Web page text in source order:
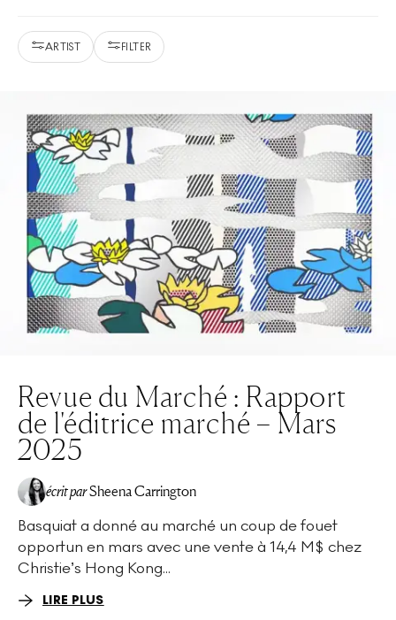
ARTIST FILTER
Revue du Marché : Rapport
de l'éditrice marché – Mars
2025
écrit parSheena Carrington
Basquiat a donné au marché un coup de fouet
opportun en mars avec une vente à 14,4 M$ chez
Christie’s Hong Kong...
LIRE PLUS